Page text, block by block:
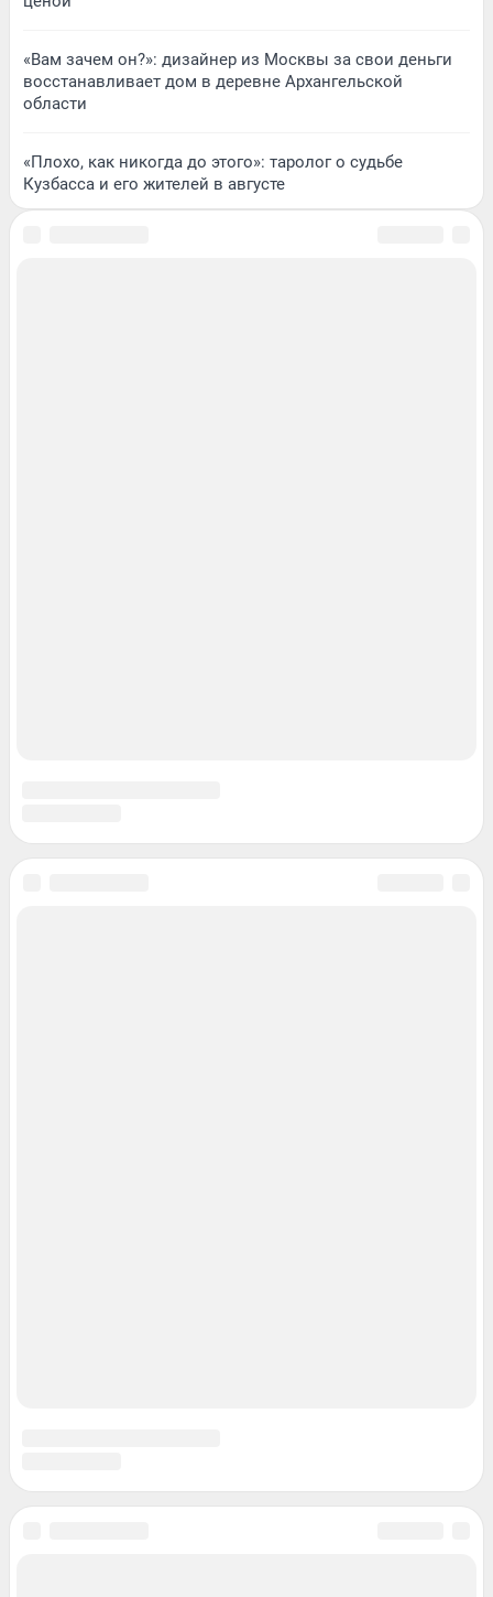
«Вам зачем он?»: дизайнер из Москвы за свои деньги
восстанавливает дом в деревне Архангельской
области
«Плохо, как никогда до этого»: таролог о судьбе
Кузбасса и его жителей в августе